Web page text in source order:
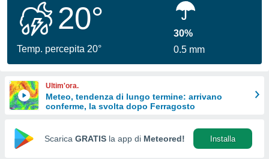
per
le
di
Web
20°
Temp. percepita 20°
30%
0.5 mm
Ultim'ora.
Meteo, tendenza di lungo termine: arrivano
conferme, la svolta dopo Ferragosto
Scarica GRATIS la app di Meteored! Installa